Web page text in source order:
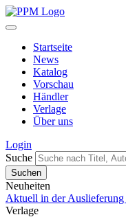
Startseite
News
Katalog
Vorschau
Händler
Verlage
Über uns
Login
Suche
Neuheiten
Aktuell in der Auslieferung
Verlage